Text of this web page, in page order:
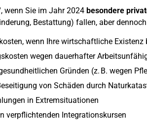
wenn Sie im Jahr 2024 besondere
Bestattung) fallen, aber dennoch
wenn Ihre wirtschaftliche Existenz
wegen dauerhafter
Gründen (z. B. wegen
von Schäden durch
in Extremsituationen
verpflichtenden Integrationskursen